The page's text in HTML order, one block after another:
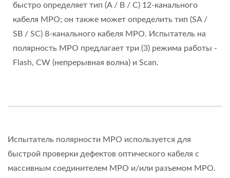
быстро определяет тип (A / B / C) 12-канального
кабеля MPO; он также может определить тип (SA /
SB / SC) 8-канального кабеля MPO. Испытатель на
полярность MPO предлагает три (3) режима работы -
Flash, CW (непрерывная волна) и Scan.
Испытатель полярности MPO используется для
быстрой проверки дефектов оптического кабеля с
массивным соединителем MPO и/или разъемом MPO.